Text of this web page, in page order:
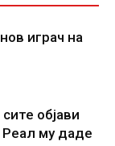
играч на
објави
Реал му даде